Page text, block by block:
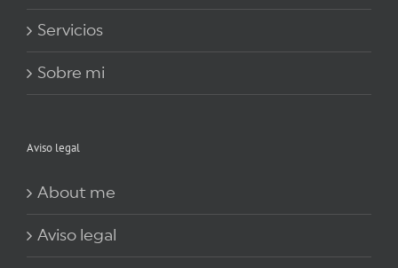
Servicios
Sobre mi
Aviso legal
About me
Aviso legal